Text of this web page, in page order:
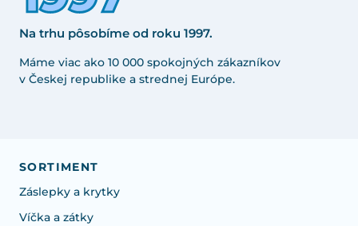
Na trhu pôsobíme od roku 1997.
Máme viac ako 10 000 spokojných zákazníkov
v Českej republike a strednej Európe.
SORTIMENT
Záslepky a krytky
Víčka a zátky